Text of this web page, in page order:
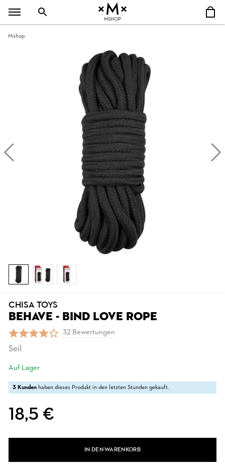
MSHOP
Mshop
CHISA TOYS
BEHAVE - BIND LOVE ROPE
32 Bewertungen
Seil
Auf Lager
3 Kunden haben dieses Produkt in den letzten Stunden gekauft.
18,5 €
IN DEN WARENKORB